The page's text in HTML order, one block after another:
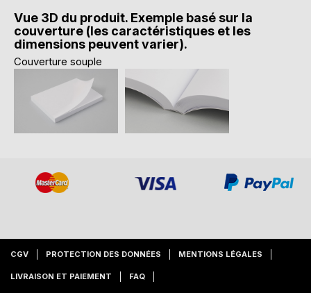
Vue 3D du produit. Exemple basé sur la
couverture (les caractéristiques et les
dimensions peuvent varier).
Couverture souple
CGV PROTECTION DES DONNÉES MENTIONS LÉGALES
LIVRAISON ET PAIEMENT FAQ